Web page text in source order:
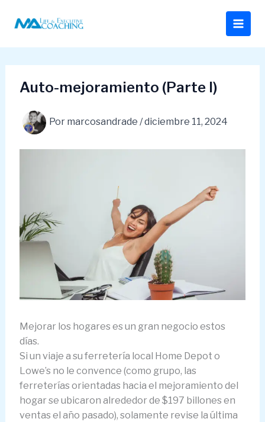
Auto-mejoramiento (Parte I)
Por marcosandrade /diciembre 11, 2024
Mejorar los hogares es un gran negocio estos
días.
Si un viaje a su ferretería local Home Depot o
Lowe’s no le convence (como grupo, las
ferreterías orientadas hacia el mejoramiento del
hogar se ubicaron alrededor de $197 billones en
ventas el año pasado), solamente revise la última